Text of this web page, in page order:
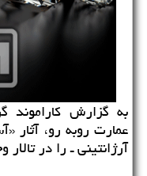
به گزارش كاراموند
عمارت روبه رو، آثار
آرژانتینی ـ را در